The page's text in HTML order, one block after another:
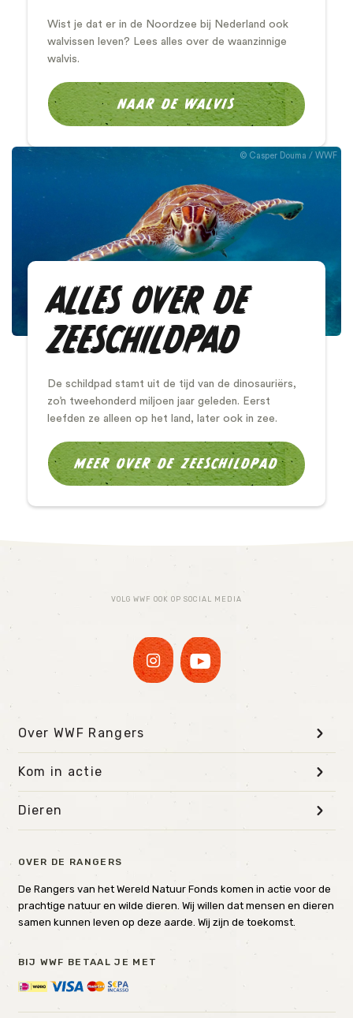
Wist je dat er in de Noordzee bij Nederland ook
walvissen leven? Lees alles over de waanzinnige
walvis.
NAAR DE WALVIS
Casper Douma / WWF
ALLES OVER DE
ZEESCHILDPAD
De schildpad stamt uit de tijd van de dinosauriërs,
zo’n tweehonderd miljoen jaar geleden. Eerst
leefden ze alleen op het land, later ook in zee.
MEER OVER DE ZEESCHILDPAD
VOLG WWF OOK OP SOCIAL MEDIA
OVER DE RANGERS
De Rangers van het Wereld Natuur Fonds komen in actie voor de
prachtige natuur en wilde dieren. Wij willen dat mensen en dieren
samen kunnen leven op deze aarde. Wij zijn de toekomst.
BIJ WWF BETAAL JE MET
Over WWF Rangers
Kom in actie
Dieren